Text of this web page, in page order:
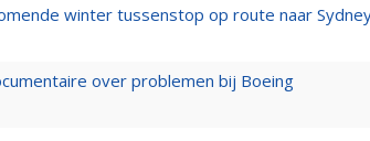
winter tussenstop op route naar
over problemen bij Boeing